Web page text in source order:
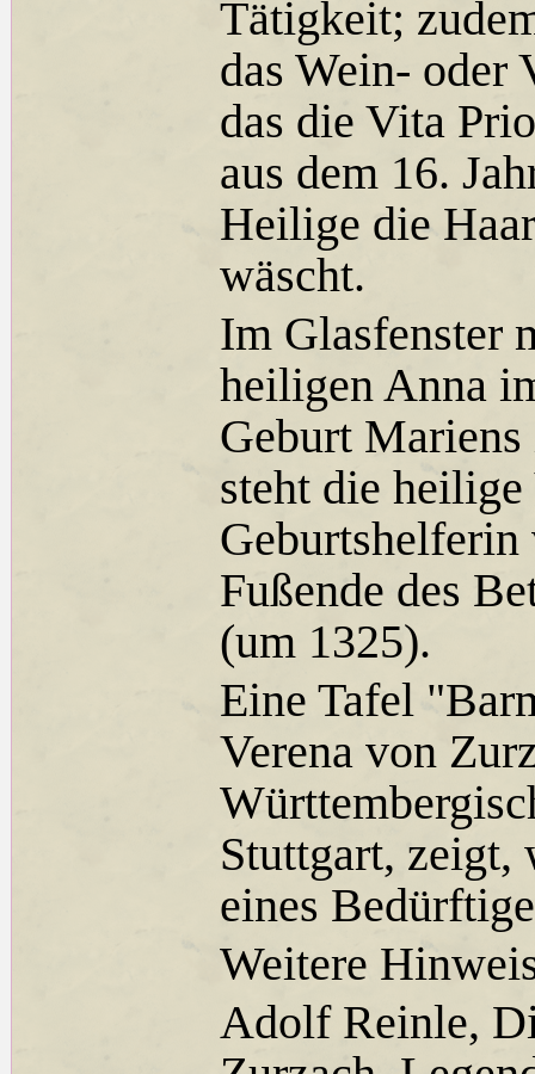
Tätigkeit;
das Wein- oder
das die Vita
aus dem 16.
Heilige die
wäscht.
Im Glasfenster
heiligen Anna
Geburt
steht die heilige
Geburtshelferin
Fußende des
(um 1325).
Eine Tafel
Verena von
Stuttgart, zeigt,
eines
Weitere
Adolf Reinle,